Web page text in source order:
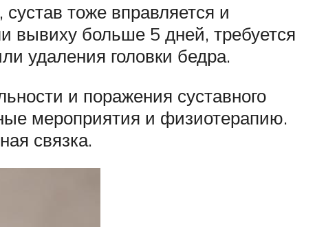
тоже вправляется и
вывиху больше 5 дней, требуется
удаления головки бедра.
и поражения суставного
мероприятия и физиотерапию.
связка.